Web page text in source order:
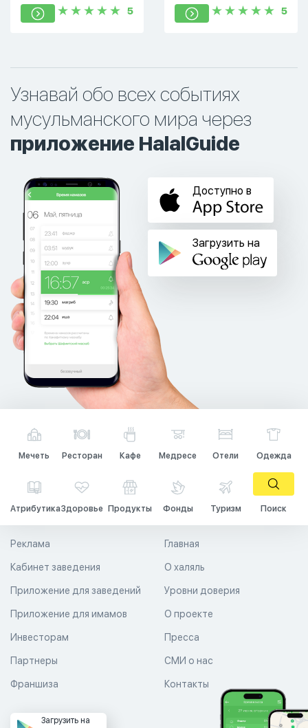
5 5
Узнавай обо всех событиях
мусульманского мира через
приложение HalalGuide
Доступно в
Загрузить на
Мечеть Ресторан Кафе Медресе Отели Одежда
АтрибутикаЗдоровье Продукты Фонды Туризм Поиск
Главная
О халяль
Уровни доверия
Реклама
Кабинет заведения
Приложение для заведений
Приложение для имамов О проекте
Пресса
СМИ о нас
Контакты
Инвесторам
Партнеры
Франшиза
Загрузить на